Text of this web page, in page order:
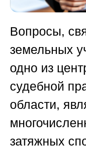
Вопросы,
земельных
одно из
судебной
области,
затяжных